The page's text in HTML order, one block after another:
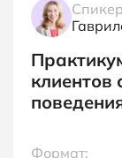
клиентов
Формат: